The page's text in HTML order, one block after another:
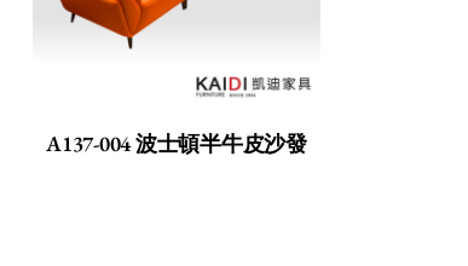
A137-004 波士頓半牛皮沙發